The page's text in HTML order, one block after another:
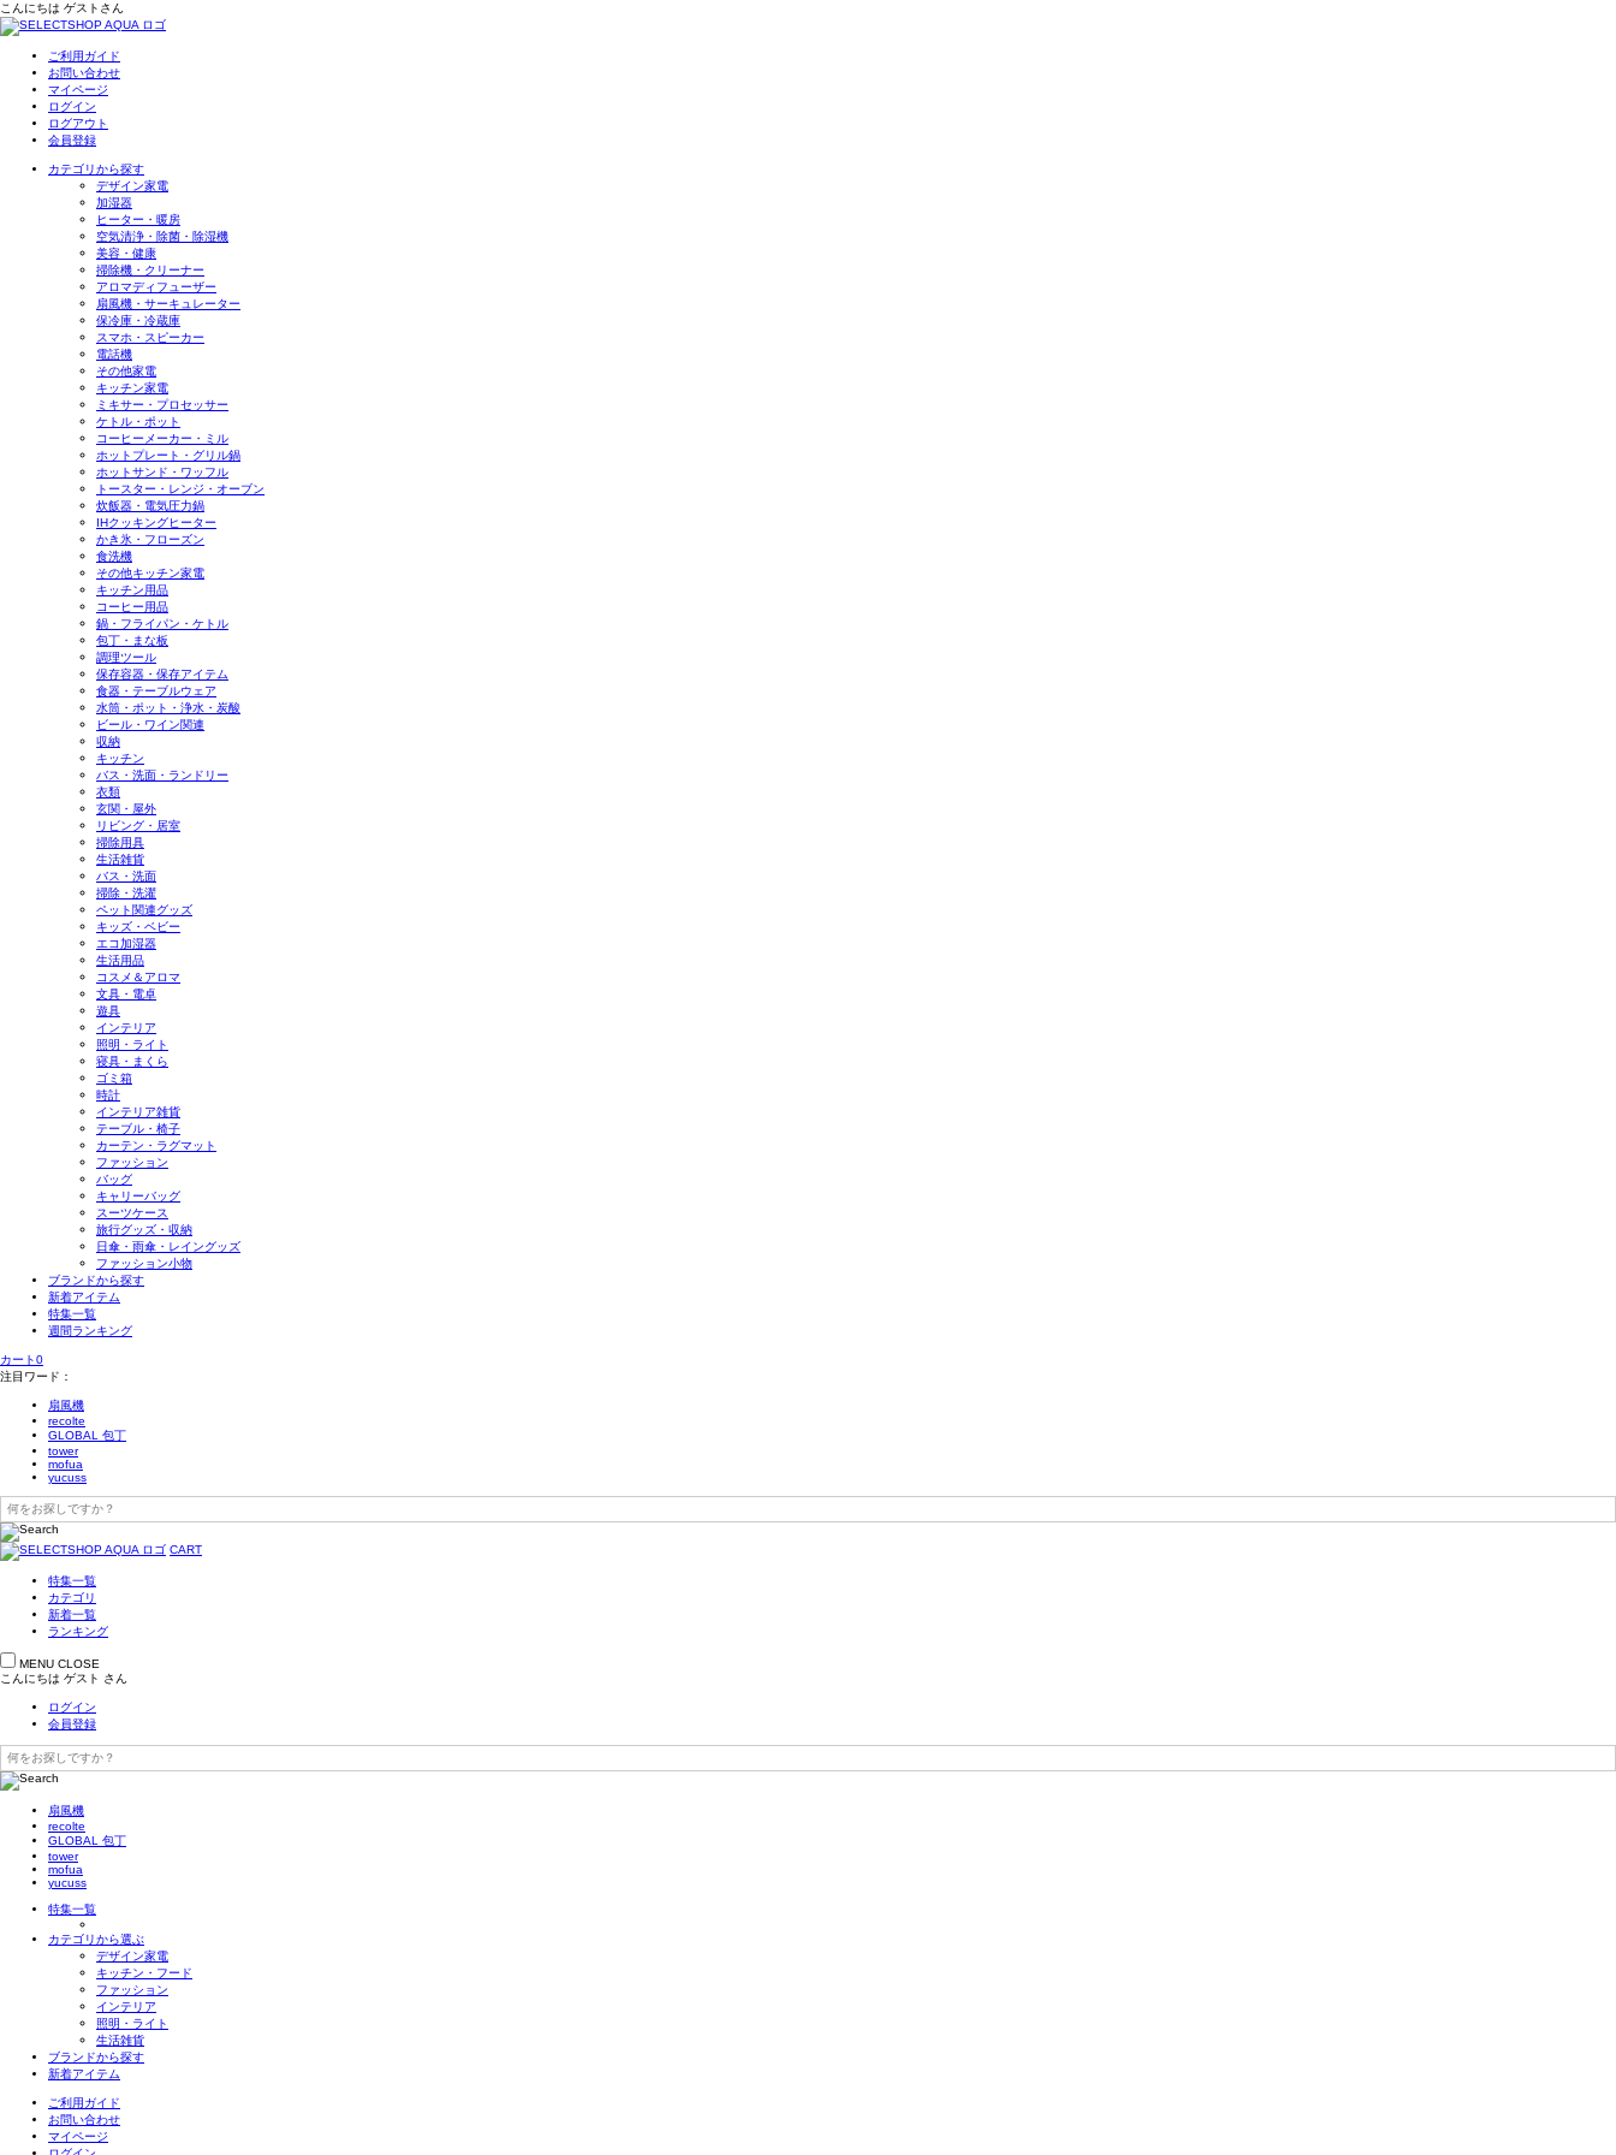
こんにちは ゲスト さん
ご利用ガイド
お問い合わせ
マイページ
ログイン
ログアウト
会員登録
カテゴリから探す
デザイン家電
加湿器
ヒーター・暖房
空気清浄・除菌・除湿機
美容・健康
掃除機・クリーナー
アロマディフューザー
扇風機・サーキュレーター
保冷庫・冷蔵庫
スマホ・スピーカー
電話機
その他家電
キッチン家電
ミキサー・プロセッサー
ケトル・ポット
コーヒーメーカー・ミル
ホットプレート・グリル鍋
ホットサンド・ワッフル
トースター・レンジ・オーブン
炊飯器・電気圧力鍋
IHクッキングヒーター
かき氷・フローズン
食洗機
その他キッチン家電
キッチン用品
コーヒー用品
鍋・フライパン・ケトル
包丁・まな板
調理ツール
保存容器・保存アイテム
食器・テーブルウェア
水筒・ポット・浄水・炭酸
ビール・ワイン関連
収納
キッチン
バス・洗面・ランドリー
衣類
玄関・屋外
リビング・居室
掃除用具
生活雑貨
バス・洗面
掃除・洗濯
ペット関連グッズ
キッズ・ベビー
エコ加湿器
生活用品
コスメ＆アロマ
文具・電卓
遊具
インテリア
照明・ライト
寝具・まくら
ゴミ箱
時計
インテリア雑貨
テーブル・椅子
カーテン・ラグマット
ファッション
バッグ
キャリーバッグ
スーツケース
旅行グッズ・収納
日傘・雨傘・レイングッズ
ファッション小物
ブランドから探す
新着アイテム
特集一覧
週間ランキング
カート0
注目ワード：
扇風機
recolte
GLOBAL 包丁
tower
mofua
yucuss
CART
特集一覧
カテゴリ
新着一覧
ランキング
MENU CLOSE
こんにちは ゲスト さん
ログイン
会員登録
扇風機
recolte
GLOBAL 包丁
tower
mofua
yucuss
特集一覧
カテゴリから選ぶ
デザイン家電
キッチン・フード
ファッション
インテリア
照明・ライト
生活雑貨
ブランドから探す
新着アイテム
ご利用ガイド
お問い合わせ
マイページ